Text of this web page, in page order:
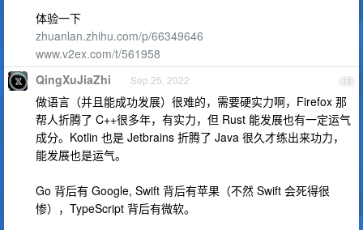
体验一下
zhuanlan.zhihu.com/p/66349646
www.v2ex.com/t/561958
13
QingXuJiaZhi Sep 25, 2022
做语言（并且能成功发展）很难的，需要硬实力啊，Firefox 那
帮人折腾了 C++很多年，有实力，但 Rust 能发展也有一定运气
成分。Kotlin 也是 Jetbrains 折腾了 Java 很久才练出来功力，
能发展也是运气。
Go 背后有 Google, Swift 背后有苹果（不然 Swift 会死得很
惨），TypeScript 背后有微软。